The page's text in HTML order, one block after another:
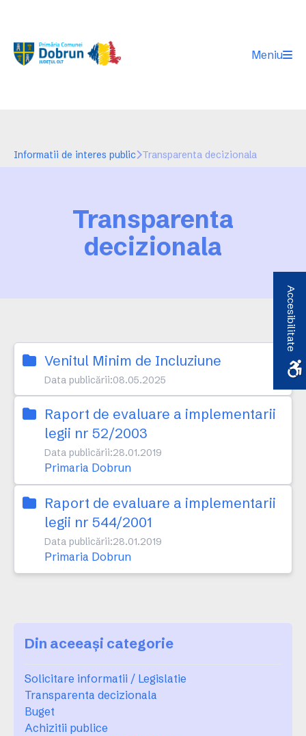
Meniu
Informatii de interes public Transparenta decizionala
Transparenta
decizionala
Venitul Minim de Incluziune
Data publicării:08.05.2025
Raport de evaluare a implementarii
legii nr 52/2003
Data publicării:28.01.2019
Primaria Dobrun
Raport de evaluare a implementarii
legii nr 544/2001
Data publicării:28.01.2019
Primaria Dobrun
Din aceeași categorie
Solicitare informatii / Legislatie
Transparenta decizionala
Buget
Achizitii publice
Accesibilitate